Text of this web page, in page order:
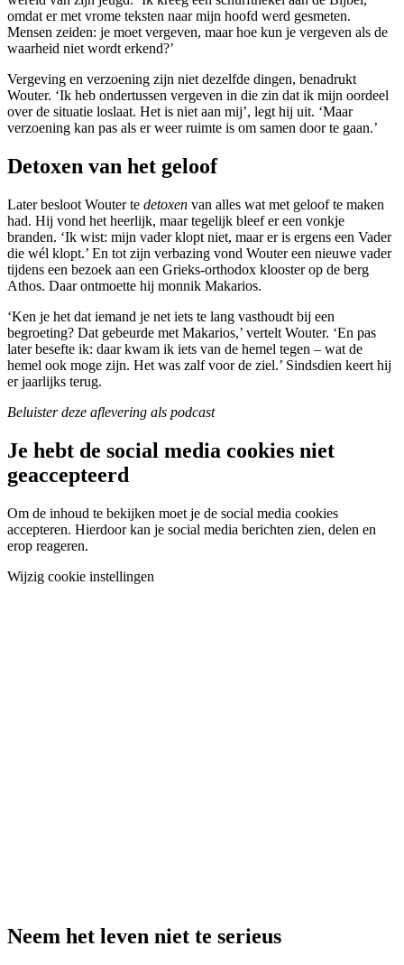
omdat er met vrome teksten naar mijn hoofd werd gesmeten.
Mensen zeiden: je moet vergeven, maar hoe kun je vergeven als de
waarheid niet wordt erkend?’
Vergeving en verzoening zijn niet dezelfde dingen, benadrukt
Wouter. ‘Ik heb ondertussen vergeven in die zin dat ik mijn oordeel
over de situatie loslaat. Het is niet aan mij’, legt hij uit. ‘Maar
verzoening kan pas als er weer ruimte is om samen door te gaan.’
Detoxen van het geloof
Later besloot Wouter te detoxen van alles wat met geloof te maken
had. Hij vond het heerlijk, maar tegelijk bleef er een vonkje
branden. ‘Ik wist: mijn vader klopt niet, maar er is ergens een Vader
die wél klopt.’ En tot zijn verbazing vond Wouter een nieuwe vader
tijdens een bezoek aan een Grieks-orthodox klooster op de berg
Athos. Daar ontmoette hij monnik Makarios.
‘Ken je het dat iemand je net iets te lang vasthoudt bij een
begroeting? Dat gebeurde met Makarios,’ vertelt Wouter. ‘En pas
later besefte ik: daar kwam ik iets van de hemel tegen – wat de
hemel ook moge zijn. Het was zalf voor de ziel.’ Sindsdien keert hij
er jaarlijks terug.
Beluister deze aflevering als podcast
Je hebt de social media cookies niet
geaccepteerd
Om de inhoud te bekijken moet je de social media cookies
accepteren. Hierdoor kan je social media berichten zien, delen en
erop reageren.
Wijzig cookie instellingen
Neem het leven niet te serieus